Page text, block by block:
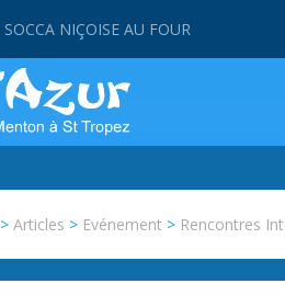
SOCCA NIÇOISE AU FOUR
>Articles > Evénement > Rencontres